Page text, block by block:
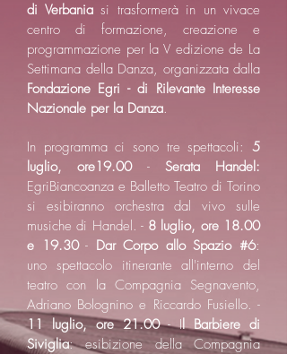
di Verbaniasi trasformerà in un vivace
centro di formazione, creazione e
programmazione per la V edizione de La
Settimana della Danza, organizzata dalla
Fondazione Egri - di Rilevante Interesse
Nazionale per la Danza.
In programma ci sono tre spettacoli: 5
luglio, ore19.00 - Serata Handel:
EgriBiancoanza e Balletto Teatro di Torino
si esibiranno orchestra dal vivo sulle
musiche di Handel. - 8 luglio, ore 18.00
e 19.30- Dar Corpo allo Spazio #6:
uno spettacolo itinerante all'interno del
teatro con la Compagnia Segnavento,
Adriano Bolognino e Riccardo Fusiello. -
11 luglio, ore 21.00- Il Barbiere di
Siviglia: esibizione della Compagnia